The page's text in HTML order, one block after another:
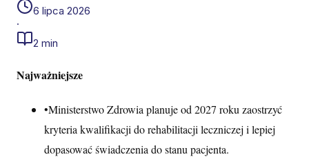
6 lipca 2026
·
2 min
Najważniejsze
•Ministerstwo Zdrowia planuje od 2027 roku zaostrzyć
kryteria kwalifikacji do rehabilitacji leczniczej i lepiej
dopasować świadczenia do stanu pacjenta.